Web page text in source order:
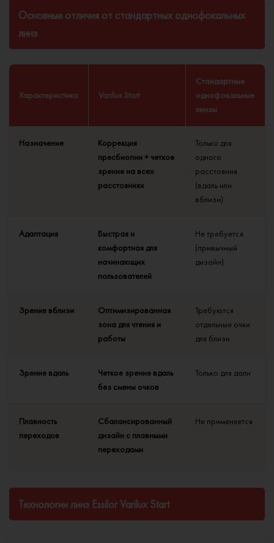
Основные отличия от стандартных однофокальных
линз
Характеристика Varilux Start
Стандартные
однофокальные
линзы
Назначение
Коррекция
пресбиопии + четкое
зрение на всех
расстояниях
Только для
одного
расстояния
(вдаль или
вблизи)
Адаптация
Быстрая и
комфортная для
начинающих
пользователей
Не требуется
(привычный
дизайн)
Зрение вблизи
Оптимизированная
зона для чтения и
работы
Требуются
отдельные очки
для близи
Зрение вдаль
Четкое зрение вдаль
без смены очков
Только для дали
Плавность
переходов
Сбалансированный
дизайн с плавными
переходами
Не применяется
Технологии линз Essilor Varilux Start